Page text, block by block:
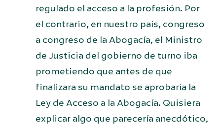
regulado el acceso a la profesión. Por
el contrario, en nuestro país, congreso
a congreso de la Abogacía, el Ministro
de Justicia del gobierno de turno iba
prometiendo que antes de que
finalizara su mandato se aprobaría la
Ley de Acceso a la Abogacía. Quisiera
explicar algo que parecería anecdótico,